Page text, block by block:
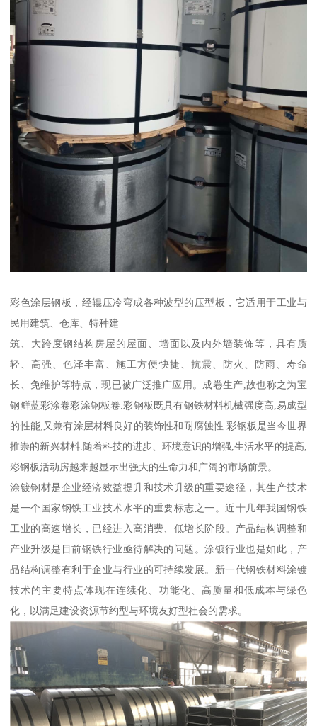
彩色涂层钢板，经辊压冷弯成各种波型的压型板，它适用于工业与
民用建筑、仓库、特种建
筑、大跨度钢结构房屋的屋面、墙面以及内外墙装饰等，具有质
轻、高强、色泽丰富、施工方便快捷、抗震、防火、防雨、寿命
长、免维护等特点，现已被广泛推广应用。成卷生产,故也称之为宝
钢鲜蓝彩涂卷彩涂钢板卷.彩钢板既具有钢铁材料机械强度高,易成型
的性能,又兼有涂层材料良好的装饰性和耐腐蚀性.彩钢板是当今世界
推崇的新兴材料.随着科技的进步、环境意识的增强,生活水平的提高,
彩钢板活动房越来越显示出强大的生命力和广阔的市场前景。
涂镀钢材是企业经济效益提升和技术升级的重要途径，其生产技术
是一个国家钢铁工业技术水平的重要标志之一。近十几年我国钢铁
工业的高速增长，已经进入高消费、低增长阶段。产品结构调整和
产业升级是目前钢铁行业亟待解决的问题。涂镀行业也是如此，产
品结构调整有利于企业与行业的可持续发展。新一代钢铁材料涂镀
技术的主要特点体现在连续化、功能化、高质量和低成本与绿色
化，以满足建设资源节约型与环境友好型社会的需求。